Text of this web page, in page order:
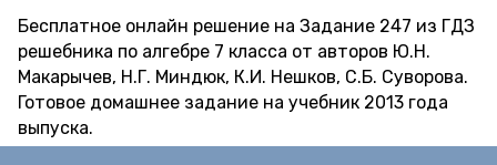
Бесплатное онлайн решение на Задание 247 из ГДЗ
решебника по алгебре 7 класса от авторов Ю.Н.
Макарычев, Н.Г. Миндюк, К.И. Нешков, С.Б. Суворова.
Готовое домашнее задание на учебник 2013 года
выпуска.